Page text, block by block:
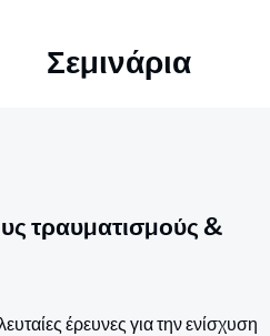
Σεμινάρια
τραυματισμούς &
έρευνες για την ενίσχυση